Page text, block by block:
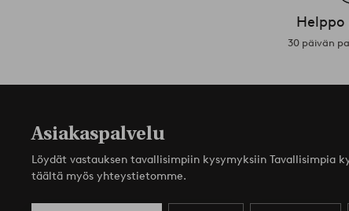
30 päivän
Asiakaspalvelu
Löydät vastauksen tavallisimpiin kysymyksiin Tavallisimpia
täältä myös yhteystietomme.